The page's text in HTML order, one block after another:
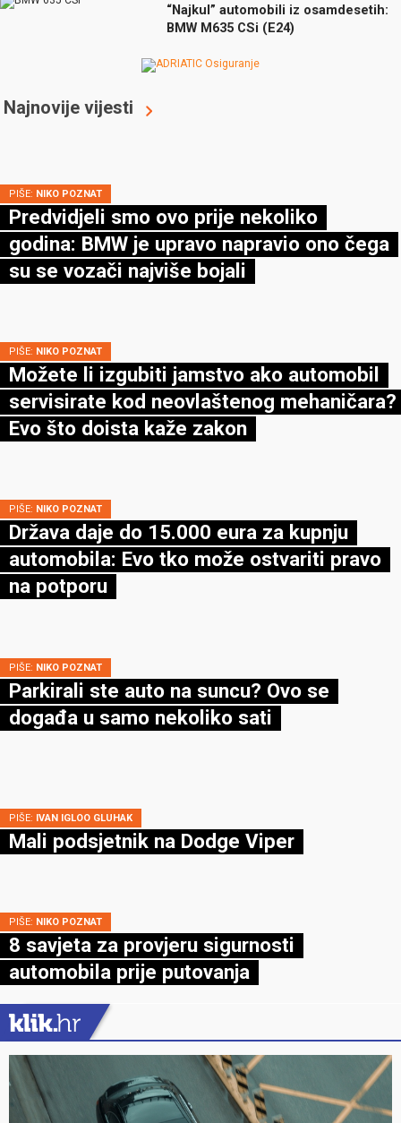
“Najkul” automobili iz osamdesetih:
BMW M635 CSi (E24)
Najnovije vijesti
PIŠE: NIKO POZNAT
Predvidjeli smo ovo prije nekoliko
godina: BMW je upravo napravio ono čega
su se vozači najviše bojali
PIŠE: NIKO POZNAT
Možete li izgubiti jamstvo ako automobil
servisirate kod neovlaštenog mehaničara?
Evo što doista kaže zakon
PIŠE: NIKO POZNAT
Država daje do 15.000 eura za kupnju
automobila: Evo tko može ostvariti pravo
na potporu
PIŠE: NIKO POZNAT
Parkirali ste auto na suncu? Ovo se
događa u samo nekoliko sati
PIŠE: IVAN IGLOO GLUHAK
Mali podsjetnik na Dodge Viper
PIŠE: NIKO POZNAT
8 savjeta za provjeru sigurnosti
automobila prije putovanja